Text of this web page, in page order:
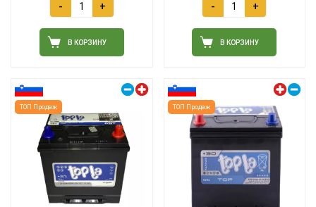
- +
В КОРЗИНУ
- +
В КОРЗИНУ
ТОП Продаж ТОП Продаж